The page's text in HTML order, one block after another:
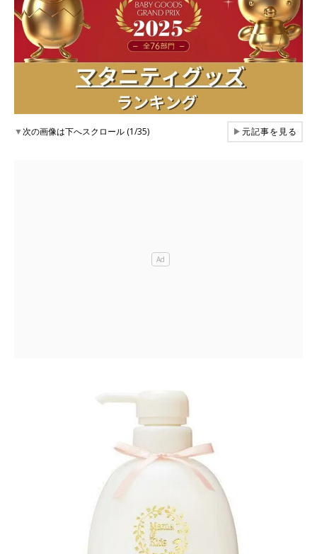
▼次の画像は下へスクロール (1/35) ▶元記事を見る